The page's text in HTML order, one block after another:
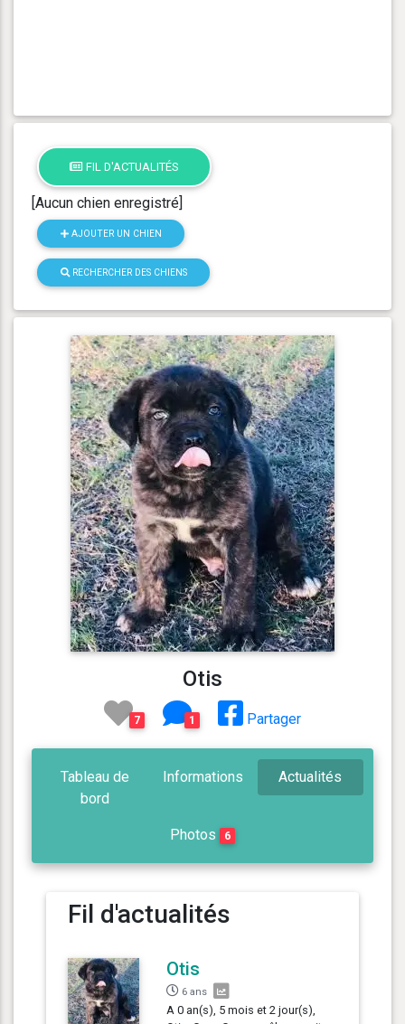
FIL D'ACTUALITÉS
[Aucun chien enregistré]
AJOUTER UN CHIEN
RECHERCHER DES CHIENS
Otis
7 1 Partager
Tableau de
bord
Informations Actualités
Photos 6
Fil d'actualités
Otis
6 ans
A 0 an(s), 5 mois et 2 jour(s),